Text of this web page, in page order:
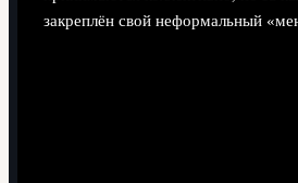
закреплён свой неформальный